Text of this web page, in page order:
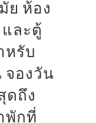
ย ​​ห้อง
ละตู้
หรับ
องวัน
ดถึง
พักที่